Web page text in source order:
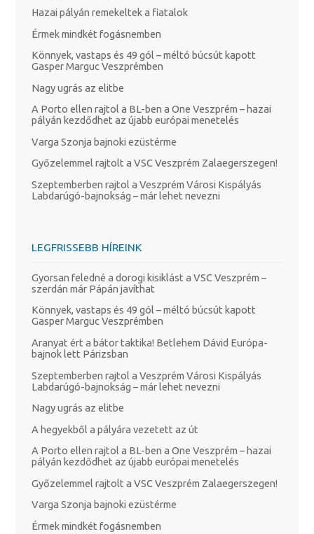
Hazai pályán remekeltek a fiatalok
Érmek mindkét fogásnemben
Könnyek, vastaps és 49 gól – méltó búcsút kapott
Gasper Marguc Veszprémben
Nagy ugrás az elitbe
A Porto ellen rajtol a BL-ben a One Veszprém – hazai
pályán kezdődhet az újabb európai menetelés
Varga Szonja bajnoki ezüstérme
Győzelemmel rajtolt a VSC Veszprém Zalaegerszegen!
Szeptemberben rajtol a Veszprém Városi Kispályás
Labdarúgó-bajnokság – már lehet nevezni
LEGFRISSEBB HÍREINK
Gyorsan feledné a dorogi kisiklást a VSC Veszprém –
szerdán már Pápán javíthat
Könnyek, vastaps és 49 gól – méltó búcsút kapott
Gasper Marguc Veszprémben
Aranyat ért a bátor taktika! Betlehem Dávid Európa-
bajnok lett Párizsban
Szeptemberben rajtol a Veszprém Városi Kispályás
Labdarúgó-bajnokság – már lehet nevezni
Nagy ugrás az elitbe
A hegyekből a pályára vezetett az út
A Porto ellen rajtol a BL-ben a One Veszprém – hazai
pályán kezdődhet az újabb európai menetelés
Győzelemmel rajtolt a VSC Veszprém Zalaegerszegen!
Varga Szonja bajnoki ezüstérme
Érmek mindkét fogásnemben